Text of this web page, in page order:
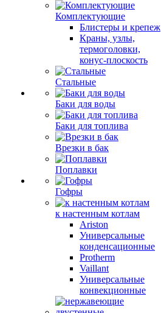
Комплектующие
Блистеры и крепеж
Краны, узлы,
термоголовки,
конус-плоскость
Стальные
Баки для воды
Баки для топлива
Врезки в бак
Поплавки
Гофры
к настенным котлам
Ariston
Универсальные
конденсационные
Protherm
Vaillant
Универсальные
конвекционные